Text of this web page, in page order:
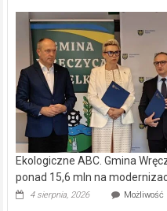
Ekologiczne ABC. Gmina
ponad 15,6 mln na
4 sierpnia, 2026 Możliwość